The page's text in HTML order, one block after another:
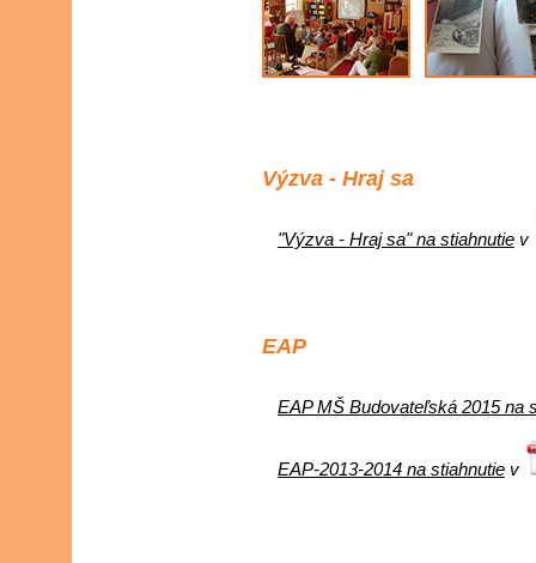
Výzva - Hraj sa
"Výzva - Hraj sa" na stiahnutie v
EAP
EAP MŠ Budovateľská 2015 na
EAP-2013-2014 na stiahnutie v